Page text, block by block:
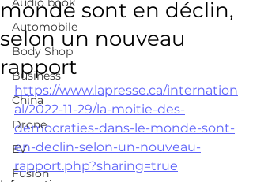
Automobile
Body Shop
Business
China
Drone
EV
Fusion
monde sont en déclin,
selon un nouveau
rapport
https://www.lapresse.ca/internation
al/2022-11-29/la-moitie-des-
democraties-dans-le-monde-sont-
en-declin-selon-un-nouveau-
rapport.php?sharing=true